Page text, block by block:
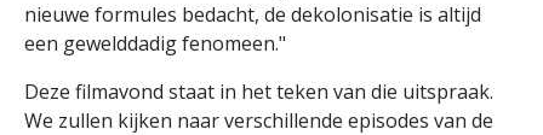
nieuwe formules bedacht, de dekolonisatie is altijd
een gewelddadig fenomeen."
Deze filmavond staat in het teken van die uitspraak.
We zullen kijken naar verschillende episodes van de